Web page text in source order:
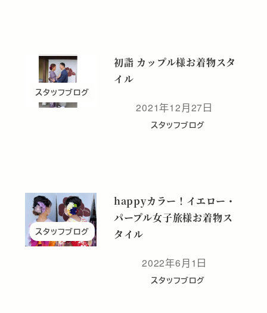
スタッフブログ
初詣 カップル様お着物スタ
イル
投稿日
2021年12月27日
スタッフブログ
スタッフブログ
happyカラー！イエロー・
パープル女子旅様お着物ス
タイル
投稿日
2022年6月1日
スタッフブログ